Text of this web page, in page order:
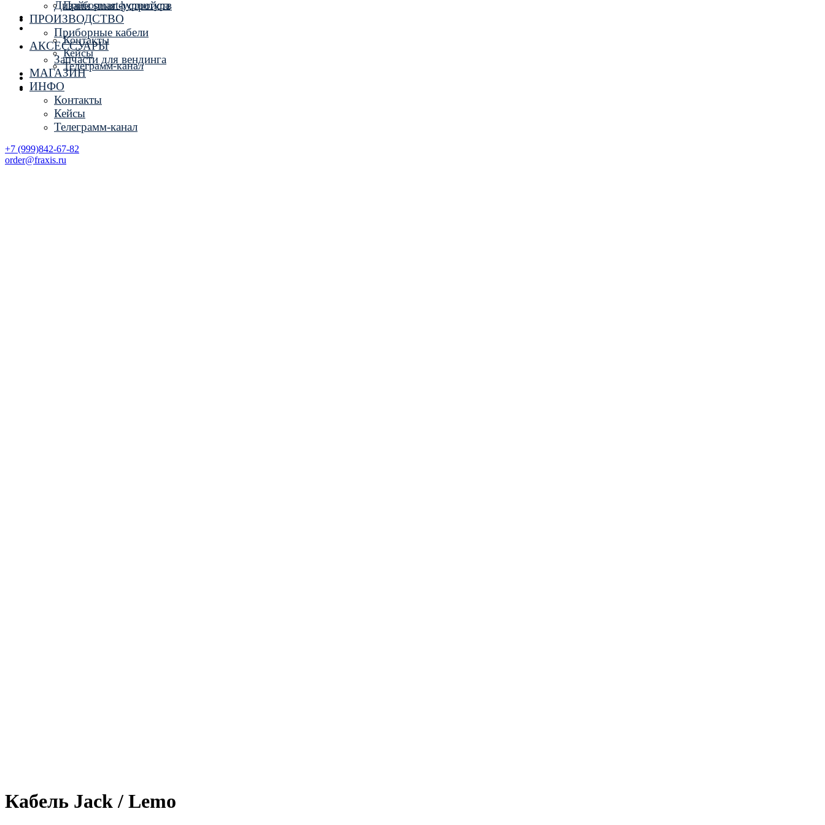
Приборная фурнитура
МАГАЗИН
ИНФО
Контакты
Кейсы
Телеграмм-канал
+7 (999)842-67-82
order@fraxis.ru
Дизайн smart-устройств
ПРОИЗВОДСТВО
Приборные кабели
АКСЕССУАРЫ
Запчасти для вендинга
МАГАЗИН
ИНФО
Контакты
Кейсы
Телеграмм-канал
+7 (999)842-67-82
order@fraxis.ru
Кабель Jack / Lemo